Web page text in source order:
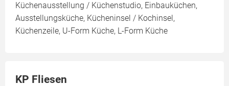
Küchenausstellung / Küchenstudio, Einbauküchen,
Ausstellungsküche, Kücheninsel / Kochinsel,
Küchenzeile, U-Form Küche, L-Form Küche
KP Fliesen